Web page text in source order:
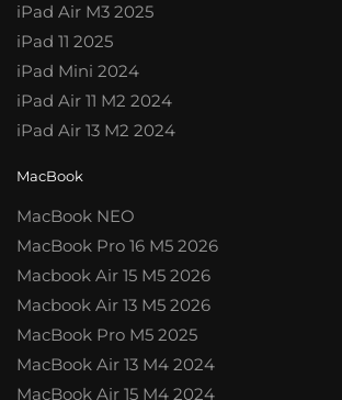
iPad Air M3 2025
iPad 11 2025
iPad Mini 2024
iPad Air 11 M2 2024
iPad Air 13 M2 2024
MacBook
MacBook NEO
MacBook Pro 16 M5 2026
Macbook Air 15 M5 2026
Macbook Air 13 M5 2026
MacBook Pro M5 2025
MacBook Air 13 M4 2024
MacBook Air 15 M4 2024